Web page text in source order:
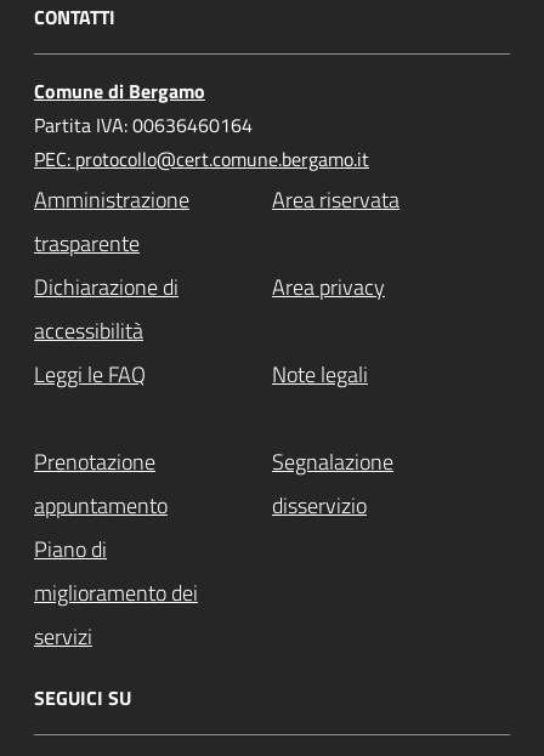
CONTATTI
Comune di Bergamo
Partita IVA: 00636460164
PEC: protocollo@cert.comune.bergamo.it
Amministrazione
trasparente
Area riservata
Dichiarazione di
accessibilità
Area privacy
Leggi le FAQ Note legali
Prenotazione
appuntamento
Segnalazione
disservizio
Piano di
miglioramento dei
servizi
SEGUICI SU